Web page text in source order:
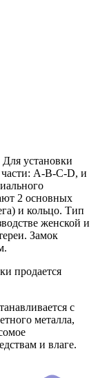
установки
A-B-C-D, и
2 основных
и кольцо. Тип
женской и
Замок
продается
с
металла,
и влаге.